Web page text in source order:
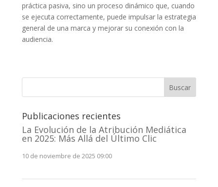
práctica pasiva, sino un proceso dinámico que, cuando
se ejecuta correctamente, puede impulsar la estrategia
general de una marca y mejorar su conexión con la
audiencia.
Buscar
Publicaciones recientes
La Evolución de la Atribución Mediática
en 2025: Más Allá del Último Clic
10 de noviembre de 2025 09:00